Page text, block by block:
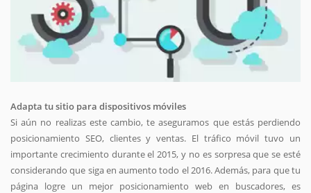
Adapta tu sitio para dispositivos móviles
Si aún no realizas este cambio, te aseguramos que estás perdiendo
posicionamiento SEO, clientes y ventas. El tráfico móvil tuvo un
importante crecimiento durante el 2015, y no es sorpresa que se esté
considerando que siga en aumento todo el 2016. Además, para que tu
página logre un mejor posicionamiento web en buscadores, es